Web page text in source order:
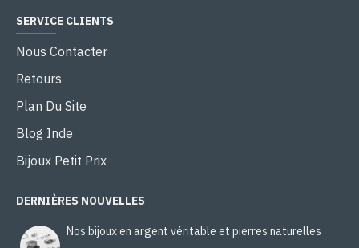
SERVICE CLIENTS
Nous Contacter
Retours
Plan Du Site
Blog Inde
Bijoux Petit Prix
DERNIÈRES NOUVELLES
Nos bijoux en argent véritable et pierres naturelles